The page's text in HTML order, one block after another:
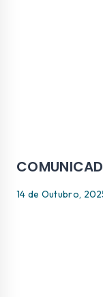
14 de Outubro,